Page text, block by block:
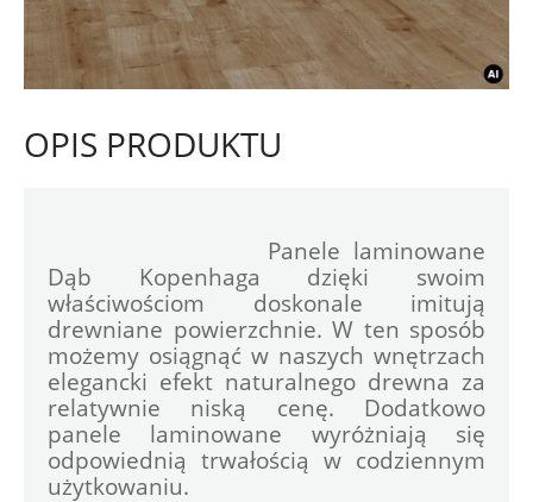
OPIS PRODUKTU
Dąb Kopenhaga dzięki swoim
właściwościom doskonale imitują
drewniane powierzchnie. W ten sposób
możemy osiągnąć w naszych wnętrzach
elegancki efekt naturalnego drewna za
relatywnie niską cenę. Dodatkowo
panele laminowane wyróżniają się
odpowiednią trwałością w codziennym
użytkowaniu.